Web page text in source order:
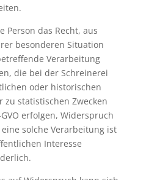
Person das Recht, aus
besonderen Situation
Verarbeitung
die bei der Schreinerei
oder historischen
zu statistischen Zwecken
erfolgen, Widerspruch
solche Verarbeitung ist
Interesse